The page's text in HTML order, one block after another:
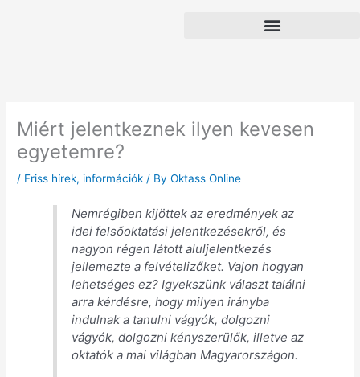
Miért jelentkeznek ilyen kevesen
egyetemre?
/ Friss hírek, információk / ByOktass Online
Nemrégiben kijöttek az eredmények az
idei felsőoktatási jelentkezésekről, és
nagyon régen látott aluljelentkezés
jellemezte a felvételizőket. Vajon hogyan
lehetséges ez? Igyekszünk választ találni
arra kérdésre, hogy milyen irányba
indulnak a tanulni vágyók, dolgozni
vágyók, dolgozni kényszerülők, illetve az
oktatók a mai világban Magyarországon.